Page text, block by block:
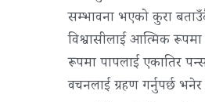
सम्भावना भएको कुरा
विश्वासीलाई आत्मिक रूपमा
रूपमा पापलाई एकातिर
वचनलाई ग्रहण गर्नुपर्छ